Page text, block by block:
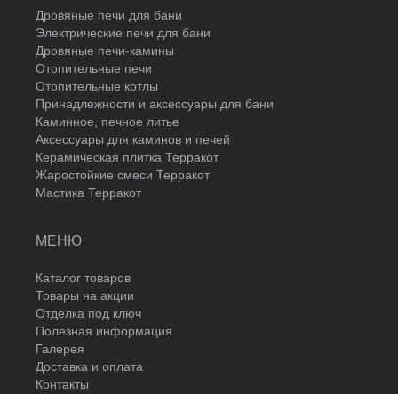
Дровяные печи для бани
Электрические печи для бани
Дровяные печи-камины
Отопительные печи
Отопительные котлы
Принадлежности и аксессуары для бани
Каминное, печное литье
Аксессуары для каминов и печей
Керамическая плитка Терракот
Жаростойкие смеси Терракот
Мастика Терракот
МЕНЮ
Каталог товаров
Товары на акции
Отделка под ключ
Полезная информация
Галерея
Доставка и оплата
Контакты